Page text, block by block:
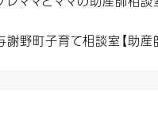
謝野町子育て相談室【助産